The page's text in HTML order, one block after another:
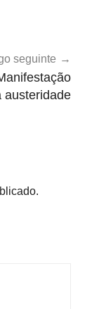
seguinte
austeridade